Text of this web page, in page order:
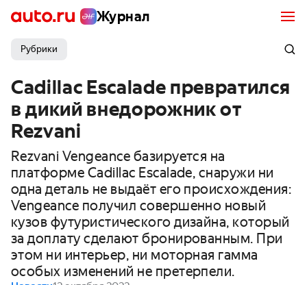
Журнал
Рубрики
Cadillac Escalade превратился
в дикий внедорожник от
Rezvani
Rezvani Vengeance базируется на
платформе Cadillac Escalade, снаружи ни
одна деталь не выдаёт его происхождения:
Vengeance получил совершенно новый
кузов футуристического дизайна, который
за доплату сделают бронированным. При
этом ни интерьер, ни моторная гамма
особых изменений не претерпели.